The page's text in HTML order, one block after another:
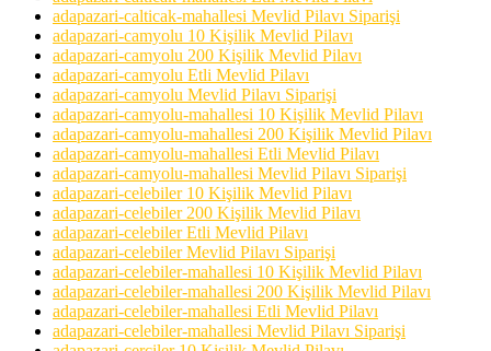
adapazari-calticak-mahallesi Mevlid Pilavı Siparişi
adapazari-camyolu 10 Kişilik Mevlid Pilavı
adapazari-camyolu 200 Kişilik Mevlid Pilavı
adapazari-camyolu Etli Mevlid Pilavı
adapazari-camyolu Mevlid Pilavı Siparişi
adapazari-camyolu-mahallesi 10 Kişilik Mevlid Pilavı
adapazari-camyolu-mahallesi 200 Kişilik Mevlid Pilavı
adapazari-camyolu-mahallesi Etli Mevlid Pilavı
adapazari-camyolu-mahallesi Mevlid Pilavı Siparişi
adapazari-celebiler 10 Kişilik Mevlid Pilavı
adapazari-celebiler 200 Kişilik Mevlid Pilavı
adapazari-celebiler Etli Mevlid Pilavı
adapazari-celebiler Mevlid Pilavı Siparişi
adapazari-celebiler-mahallesi 10 Kişilik Mevlid Pilavı
adapazari-celebiler-mahallesi 200 Kişilik Mevlid Pilavı
adapazari-celebiler-mahallesi Etli Mevlid Pilavı
adapazari-celebiler-mahallesi Mevlid Pilavı Siparişi